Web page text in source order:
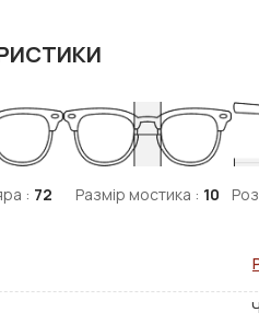
: 72 Размір мостика : 10